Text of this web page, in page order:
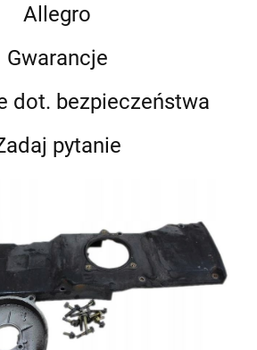
Allegro
Gwarancje
dot. bezpieczeństwa
pytanie